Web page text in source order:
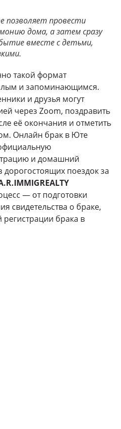
позволяет провести
дома, а затем сразу
вместе с детьми,
такой формат
и запоминающимся.
и друзья могут
через Zoom, поздравить
её окончания и отметить
Онлайн брак в Юте
и домашний
поездок за
— от подготовки
свидетельства о браке,
брака в